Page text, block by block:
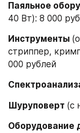
Паяльное
40 Вт): 8 000
Инструменты
стриппер,
000 рублей
Шуруповерт (с
Оборудование